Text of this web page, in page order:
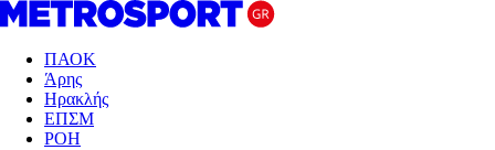
ΠΑΟΚ
Άρης
Ηρακλής
ΕΠΣΜ
ΡΟΗ